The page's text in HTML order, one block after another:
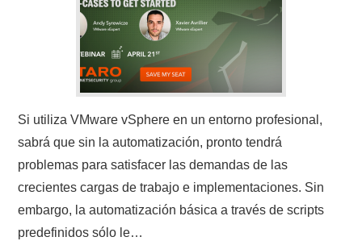
Si utiliza VMware vSphere en un entorno profesional,
sabrá que sin la automatización, pronto tendrá
problemas para satisfacer las demandas de las
crecientes cargas de trabajo e implementaciones. Sin
embargo, la automatización básica a través de scripts
predefinidos sólo le…